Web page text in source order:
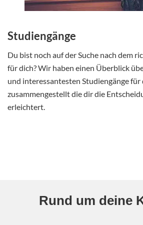
Studiengänge
Du bist noch auf der Suche nach dem
für dich? Wir haben einen Überblick
und interessantesten Studiengänge für
zusammengestellt die dir die
erleichtert.
Rund um deine